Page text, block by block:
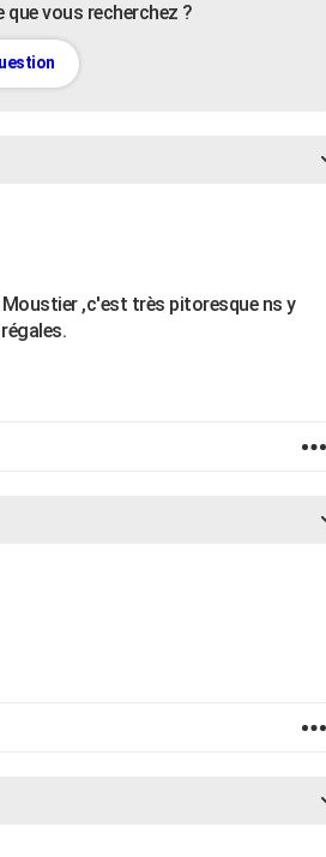
que vous recherchez ?
,c'est très pitoresque ns y